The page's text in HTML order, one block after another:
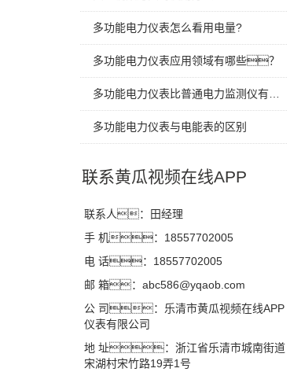
多功能电力仪表怎么看用电量?
多功能电力仪表应用领域有哪些？
多功能电力仪表与电能表的区别
联系黄瓜视频在线APP
联系人：田经理
手 机：18557702005
电 话：18557702005
邮 箱：abc586@yqaob.com
公 司：乐清市黄瓜视频在线APP
仪表有限公司
地 址：浙江省乐清市城南街道
宋湖村宋竹路19弄1号